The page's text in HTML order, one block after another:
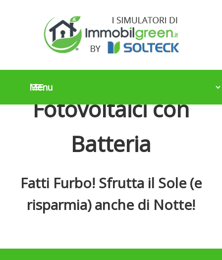
Scopri i Nuovi
Impianti
Fotovoltaici con
Batteria
Fatti Furbo! Sfrutta il Sole (e
risparmia) anche di Notte!